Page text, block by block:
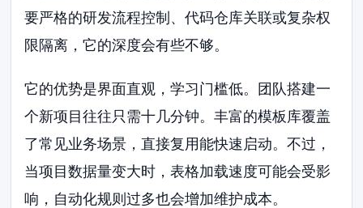
要严格的研发流程控制、代码仓库关联或复杂权
限隔离，它的深度会有些不够。
它的优势是界面直观，学习门槛低。团队搭建一
个新项目往往只需十几分钟。丰富的模板库覆盖
了常见业务场景，直接复用能快速启动。不过，
当项目数据量变大时，表格加载速度可能会受影
响，自动化规则过多也会增加维护成本。